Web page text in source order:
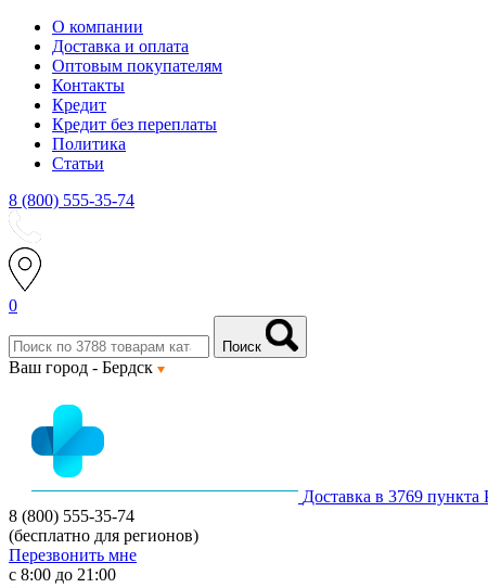
О компании
Доставка и оплата
Оптовым покупателям
Контакты
Кредит
Кредит без переплаты
Политика
Статьи
8 (800) 555-35-74
0
Поиск
Ваш город - Бердск
Доставка в 3769
8 (800) 555-35-74
(бесплатно для регионов)
Перезвонить мне
с 8:00 до 21:00